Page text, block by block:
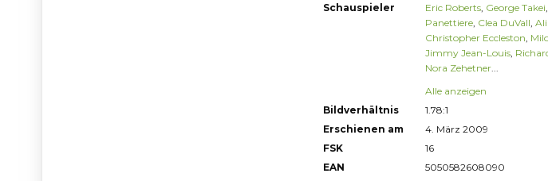
Schauspieler
Eric Roberts, George Takei,
Panettiere, Clea DuVall,
Christopher Eccleston,
Jimmy Jean-Louis,
Nora Zehetner...
Alle anzeigen
Bildverhältnis
1.78:1
Erschienen am
4. März 2009
FSK
16
EAN
5050582608090